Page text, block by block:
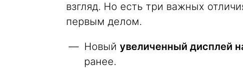
взгляд. Но есть три важных
первым делом.
Новый увеличенный дисплей
ранее.